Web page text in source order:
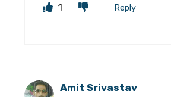
1 Reply
Amit Srivastav